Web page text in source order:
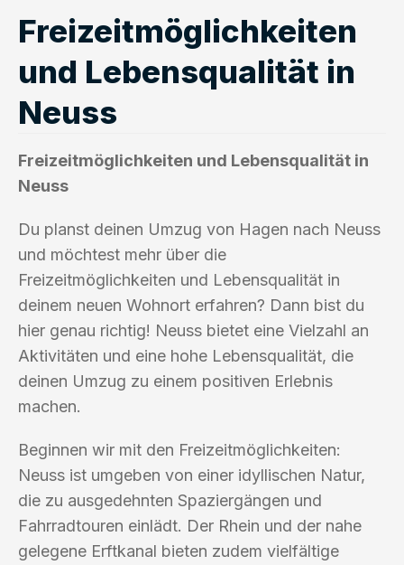
Freizeitmöglichkeiten
und Lebensqualität in
Neuss
Freizeitmöglichkeiten und Lebensqualität in
Neuss
Du planst deinen Umzug von Hagen nach Neuss
und möchtest mehr über die
Freizeitmöglichkeiten und Lebensqualität in
deinem neuen Wohnort erfahren? Dann bist du
hier genau richtig! Neuss bietet eine Vielzahl an
Aktivitäten und eine hohe Lebensqualität, die
deinen Umzug zu einem positiven Erlebnis
machen.
Beginnen wir mit den Freizeitmöglichkeiten:
Neuss ist umgeben von einer idyllischen Natur,
die zu ausgedehnten Spaziergängen und
Fahrradtouren einlädt. Der Rhein und der nahe
gelegene Erftkanal bieten zudem vielfältige